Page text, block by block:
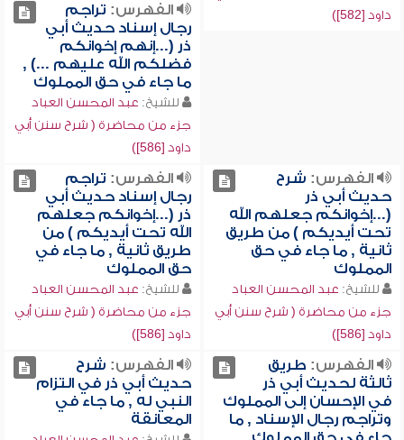
داود [582])
الفهرس: تراجم
رجال إسناد حديث أبي
ذر (...إنهم إخوانكم
فضلكم الله عليهم ...) ,
ما جاء في حق المملوك
للشيخ: عبد المحسن العباد
جزء من محاضرة ( شرح سنن أبي
داود [586])
الفهرس: شرح
حديث أبي ذر
(...إخوانكم جعلهم الله
تحت أيديكم ) من طريق
ثانية , ما جاء في حق
المملوك
للشيخ: عبد المحسن العباد
جزء من محاضرة ( شرح سنن أبي
داود [586])
الفهرس: تراجم
رجال إسناد حديث أبي
ذر (...إخوانكم جعلهم
الله تحت أيديكم ) من
طريق ثانية , ما جاء في
حق المملوك
للشيخ: عبد المحسن العباد
جزء من محاضرة ( شرح سنن أبي
داود [586])
الفهرس: طريق
ثالثة لحديث أبي ذر
في الإحسان إلى المملوك
وتراجم رجال الإسناد , ما
الفهرس: شرح
حديث أبي ذر في التزام
النبي له , ما جاء في
المعانقة